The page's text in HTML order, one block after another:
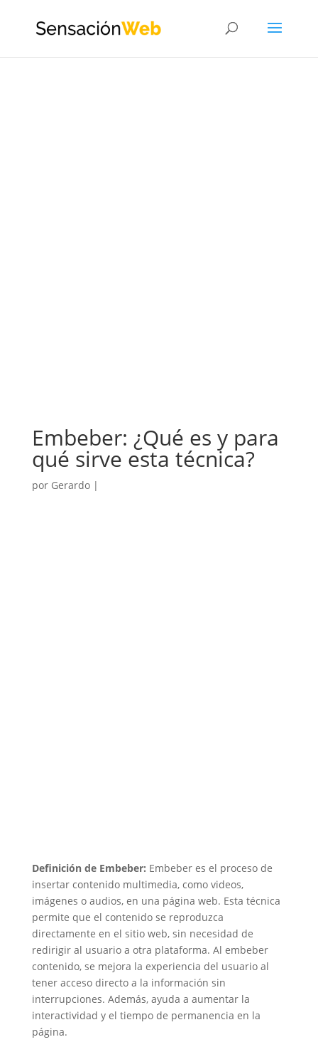
Embeber: ¿Qué es y para
qué sirve esta técnica?
por Gerardo|
Definición de Embeber: Embeber es el proceso de
insertar contenido multimedia, como videos,
imágenes o audios, en una página web. Esta técnica
permite que el contenido se reproduzca
directamente en el sitio web, sin necesidad de
redirigir al usuario a otra plataforma. Al embeber
contenido, se mejora la experiencia del usuario al
tener acceso directo a la información sin
interrupciones. Además, ayuda a aumentar la
interactividad y el tiempo de permanencia en la
página.